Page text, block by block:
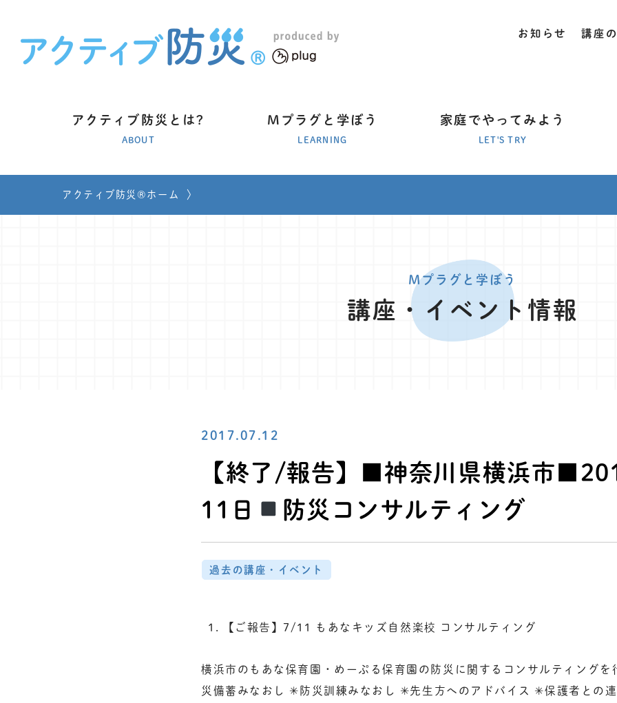
アクティブ防災とは?
ABOUT
Mプラグと学ぼう
LEARNING
家庭でやってみよう
LET'S TRY
お知らせ 講座
アクティブ防災®ホーム 〉
Mプラグと学ぼう
講座・イベント情報
2017.07.12
【終了/報告】■神奈川県横浜市
11日
防災コンサルティング
過去の講座・イベント
【ご報告】7/11 もあなキッズ自然楽校 コンサルティング
横浜市のもあな保育園・めーぷる保育園の防災に関するコンサルティング
災備蓄みなおし ✳︎防災訓練みなおし ✳︎先生方へのアドバイス ✳︎保護者との